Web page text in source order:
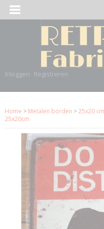
Inloggen Registreren
Home > Metalen borden >25x20
25x20cm